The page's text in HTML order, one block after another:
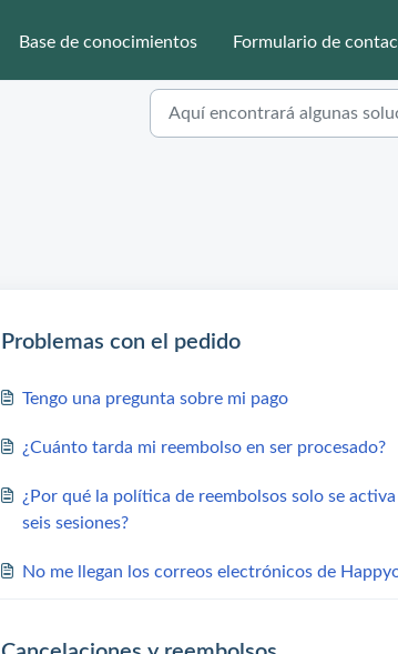
Base de conocimientos Formulario de
Problemas con el pedido
Tengo una pregunta sobre mi pago
¿Cuánto tarda mi reembolso en ser procesado?
¿Por qué la política de reembolsos solo se
seis sesiones?
No me llegan los correos electrónicos de